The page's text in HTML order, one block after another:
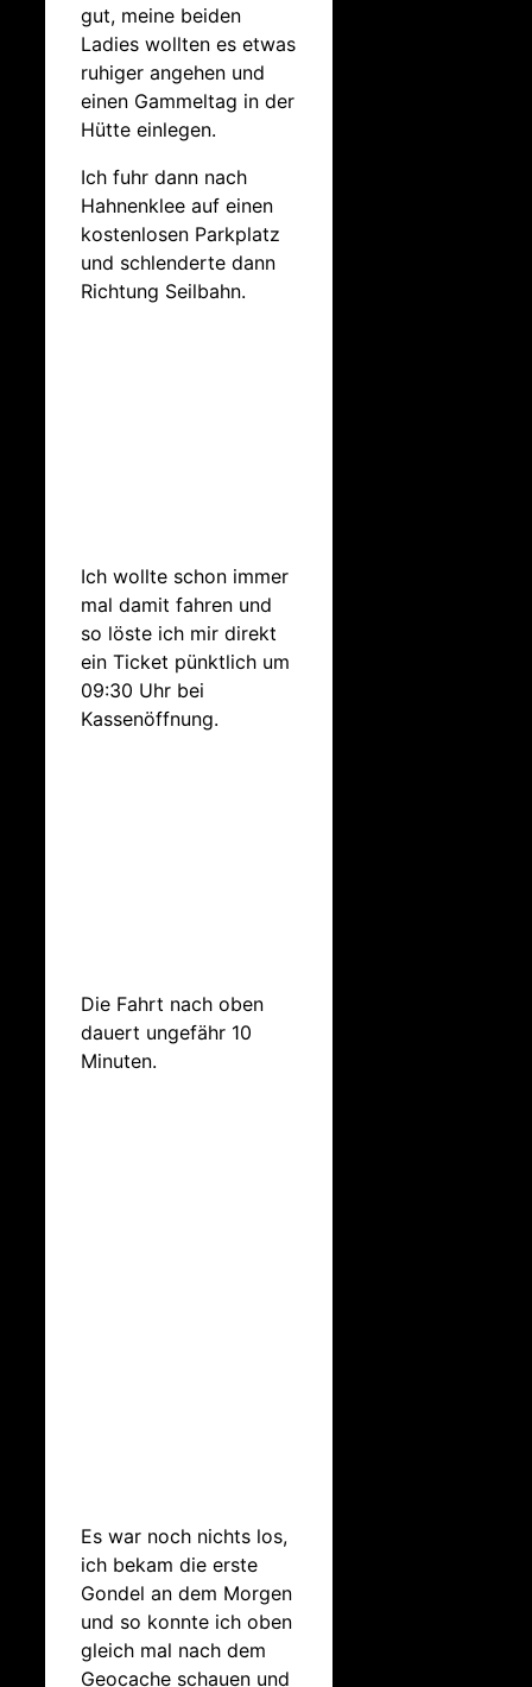
gut, meine beiden
Ladies wollten es etwas
ruhiger angehen und
einen Gammeltag in der
Hütte einlegen.
Ich fuhr dann nach
Hahnenklee auf einen
kostenlosen Parkplatz
und schlenderte dann
Richtung Seilbahn.
Ich wollte schon immer
mal damit fahren und
so löste ich mir direkt
ein Ticket pünktlich um
09:30 Uhr bei
Kassenöffnung.
Die Fahrt nach oben
dauert ungefähr 10
Minuten.
Es war noch nichts los,
ich bekam die erste
Gondel an dem Morgen
und so konnte ich oben
gleich mal nach dem
Geocache schauen und